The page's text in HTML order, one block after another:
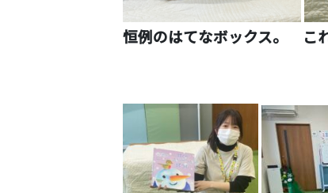
恒例のはてなボックス。 こ